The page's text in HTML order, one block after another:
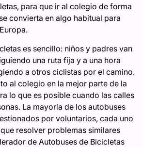
para que ir al colegio de forma
convierta en algo habitual para
es sencillo: niños y padres van
una ruta fija y a una hora
a otros ciclistas por el camino.
al colegio en la mejor parte de la
lo que es posible cuando las calles
La mayoría de los autobuses
por voluntarios, cada uno
resolver problemas similares
de Autobuses de Bicicletas